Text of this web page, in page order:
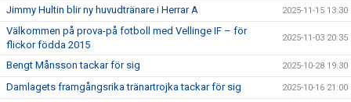
Jimmy Hultin blir ny huvudtränare i Herrar A 2025-11-15 13:30
Välkommen på prova-på fotboll med Vellinge IF – för
flickor födda 2015
2025-11-03 20:35
Bengt Månsson tackar för sig 2025-10-28 19:30
Damlagets framgångsrika tränartrojka tackar för sig 2025-10-16 21:00